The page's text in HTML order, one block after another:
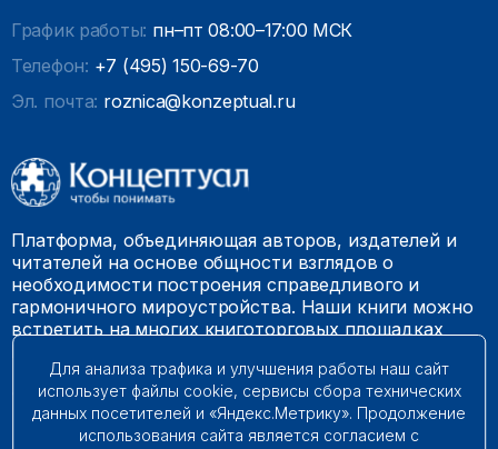
График работы: пн–пт 08:00–17:00 МСК
Телефон: +7 (495) 150-69-70
Эл. почта: roznica@konzeptual.ru
Платформа, объединяющая авторов, издателей и
читателей на основе общности взглядов о
необходимости построения справедливого и
гармоничного мироустройства. Наши книги можно
встретить на многих книготорговых площадках
© 2009 – 2026. Все права защищены.
Для анализа трафика и улучшения работы наш сайт
использует файлы cookie, сервисы сбора технических
данных посетителей и «Яндекс.Метрику». Продолжение
использования сайта является согласием с